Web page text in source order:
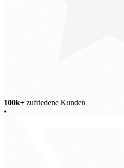
100k+ zufriedene Kunden
•